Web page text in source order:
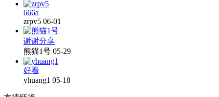
666a
zrpv5 06-01
谢谢分享
熊猫1号 05-29
好看
yhuang1 05-18